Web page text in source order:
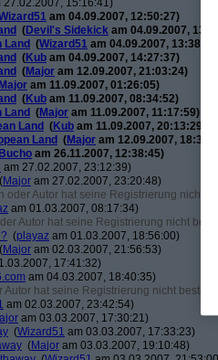
27.02.2007, 15:16:41)
am 04.09.2007, 12:50:27)
(Devil's Sidekick am 04.09.2007,
Land (Wizard51 am 04.09.2007,
(Kub am 04.09.2007, 14:27:37)
(Major am 12.09.2007, 21:03:24)
Major am 11.09.2007, 01:26:05)
(Kub am 11.09.2007, 08:34:52)
Land (Major am 11.09.2007, 11:17:59)
Land (Kub am 11.09.2007, 20:13:29)
Land (Major am 12.09.2007,
Bucho am 26.11.2007, 12:38:45)
am 27.02.2007, 23:12:39)
(Major am 27.02.2007, 23:20:48)
oder Autor hat seine Registrierung nicht
am 01.03.2007, 08:17:34)
Autor hat seine Registrierung nicht
(playaz am 01.03.2007, 18:56:00)
(Major am 02.03.2007, 21:56:53)
17:41:32)
am 04.03.2007, 18:40:35)
Autor hat seine Registrierung nicht
am 02.03.2007, 23:42:54)
am 03.03.2007, 17:30:21)
(Wizard51 am 03.03.2007, 17:33:23)
(Major am 03.03.2007, 19:10:48)